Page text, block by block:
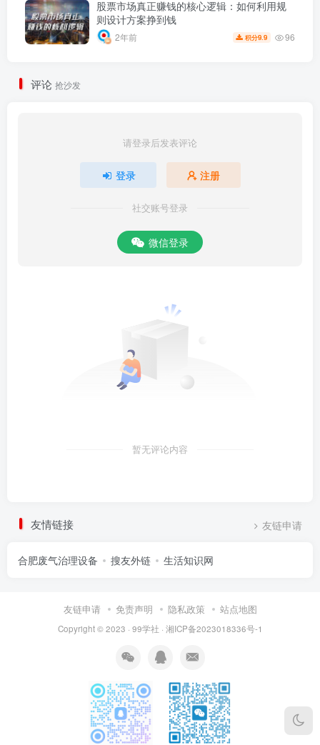
股票市场真正赚钱的核心逻辑：如何利用规
则设计方案挣到钱
2年前 积分9.9 96
评论 抢沙发
请登录后发表评论
登录 注册
社交账号登录
微信登录
暂无评论内容
友情链接 友链申请
合肥废气治理设备 搜友外链 生活知识网
友链申请 免责声明 隐私政策 站点地图
Copyright © 2023 · 99学社 · 湘ICP备2023018336号-1